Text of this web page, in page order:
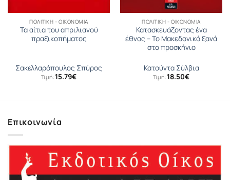
ΠΟΛΙΤΙΚΉ - ΟΙΚΟΝΟΜΊΑ
Τα αίτια του απριλιανού
πραξικοπήματος
Σακελλαρόπουλος Σπύρος
Τιμή: 15.79€
ΠΟΛΙΤΙΚΉ - ΟΙΚΟΝΟΜΊΑ
Κατασκευάζοντας ένα
έθνος – Το Μακεδονικό ξανά
στο προσκήνιο
Κατούντα Σύλβια
Τιμή: 18.50€
Επικοινωνία